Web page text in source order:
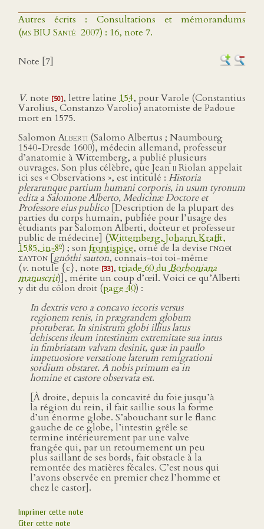
Autres écrits : Consultations et mémorandums
(ms BIU Santé 2007) : 16, note 7.
Note [7]
V. note [50], lettre latine 154, pour Varole (Constantius
Varolius, Constanzo Varolio) anatomiste de Padoue
mort en 1575.
Salomon Alberti (Salomo Albertus ; Naumbourg
1540-Dresde 1600), médecin allemand, professeur
d’anatomie à Wittemberg, a publié plusieurs
ouvrages. Son plus célèbre, que JeaniiRiolan appelait
ici ses « Observations », est intitulé : Historia
plerarunque partium humani corporis, in usum tyronum
edita a Salomone Alberto, Medicinæ Doctore et
Professore eius publico [Description de la plupart des
parties du corps humain, publiée pour l’usage des
étudiants par Salomon Alberti, docteur et professeur
public de médecine] (Wittemberg, Johann Krafft,
1585, in‑8o) ; son frontispice, orné de la devise γνωθι
σαυτον [gnôthi sauton, connais-toi toi-même
(v. notule {c}, note [33], triade 60 duBorboniana
manuscrit)], mérite un coup d’œil. Voici ce qu’Alberti
y dit du côlon droit (page 40) :
In dextris vero a concavo iecoris versus
regionem renis, in prægrandem globum
protuberat. In sinistrum globi illius latus
dehiscens ileum intestinum extremitate sua intus
in fimbriatam valvam desinit, quæ in paullo
impetuosiore versatione laterum remigrationi
sordium obstaret. A nobis primum ea in
homine et castore observata est.
[À droite, depuis la concavité du foie jusqu’à
la région du rein, il fait saillie sous la forme
d’un énorme globe. S’abouchant sur le flanc
gauche de ce globe, l’intestin grêle se
termine intérieurement par une valve
frangée qui, par un retournement un peu
plus saillant de ses bords, fait obstacle à la
remontée des matières fécales. C’est nous qui
l’avons observée en premier chez l’homme et
chez le castor].
Imprimer cette note
Citer cette note